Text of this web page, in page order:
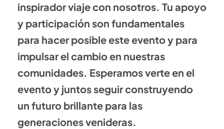
inspirador viaje con nosotros. Tu apoyo
y participación son fundamentales
para hacer posible este evento y para
impulsar el cambio en nuestras
comunidades. Esperamos verte en el
evento y juntos seguir construyendo
un futuro brillante para las
generaciones venideras.